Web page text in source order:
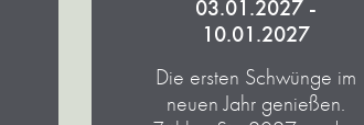
03.01.2027 -
10.01.2027
Die ersten Schwünge im
neuen Jahr genießen.